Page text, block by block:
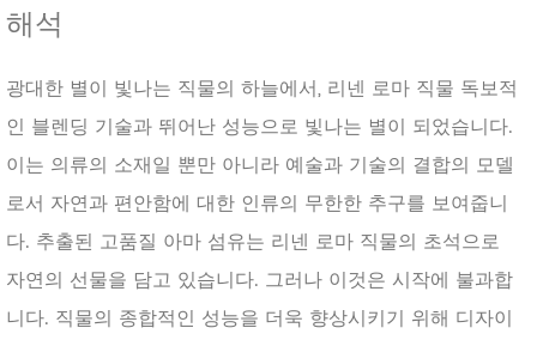
해석
광대한 별이 빛나는 직물의 하늘에서, 리넨 로마 직물 독보적
인 블렌딩 기술과 뛰어난 성능으로 빛나는 별이 되었습니다.
이는 의류의 소재일 뿐만 아니라 예술과 기술의 결합의 모델
로서 자연과 편안함에 대한 인류의 무한한 추구를 보여줍니
다. 추출된 고품질 아마 섬유는 리넨 로마 직물의 초석으로
자연의 선물을 담고 있습니다. 그러나 이것은 시작에 불과합
니다. 직물의 종합적인 성능을 더욱 향상시키기 위해 디자이